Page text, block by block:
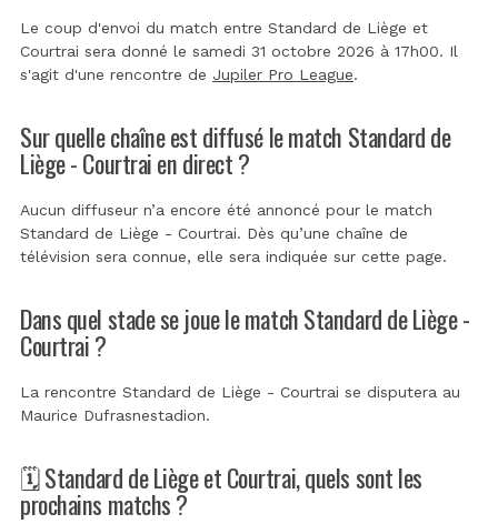
Le coup d'envoi du match entre Standard de Liège et
Courtrai sera donné le samedi 31 octobre 2026 à 17h00. Il
s'agit d'une rencontre de Jupiler Pro League.
Sur quelle chaîne est diffusé le match Standard de
Liège - Courtrai en direct ?
Aucun diffuseur n’a encore été annoncé pour le match
Standard de Liège - Courtrai. Dès qu’une chaîne de
télévision sera connue, elle sera indiquée sur cette page.
Dans quel stade se joue le match Standard de Liège -
Courtrai ?
La rencontre Standard de Liège - Courtrai se disputera au
Maurice Dufrasnestadion.
🗓️ Standard de Liège et Courtrai, quels sont les
prochains matchs ?